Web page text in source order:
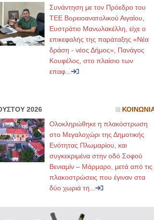
Συνάντηση με τον Πρόεδρο του
ΤΕΕ Βορειοανατολικού Αιγαίου,
Ευστράτιο Μανωλακέλλη, είχε ο
επικεφαλής της παράταξης «Νέα
δράση - νέος Δήμος», Πανάγος
Κουφέλος, στο πλαίσιο των
επαφ...
2026
Ολοκληρώθηκε η πλακόστρωση
στο Μεγαλοχώρι της Δημοτικής
Ενότητας Πλωμαρίου, και
συγκεκριμένα στην οδό Σοφού
Βενιαμίν – Μάρμαρο, μετά από τις
πλακοστρώσεις που έγιναν στα
δύο χωριά τη...